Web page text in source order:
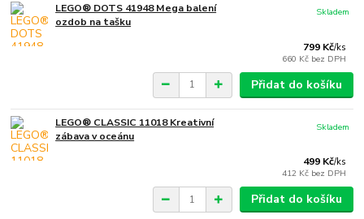
LEGO® DOTS 41948 Mega balení
ozdob na tašku
799 Kč/ks
660 Kč bez DPH
Skladem
Přidat do košíku
LEGO® CLASSIC 11018 Kreativní
zábava v oceánu
499 Kč/ks
412 Kč bez DPH
Skladem
Přidat do košíku